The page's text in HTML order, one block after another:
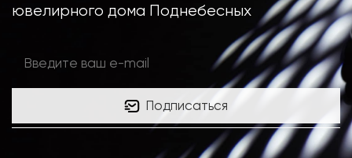
ювелирного дома Поднебесных
Подписаться